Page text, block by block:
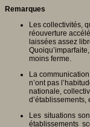
Remarques
Les collectivités,
réouverture
laissées assez
moins ferme.
La
n’ont pas
nationale,
Les situations
établissements